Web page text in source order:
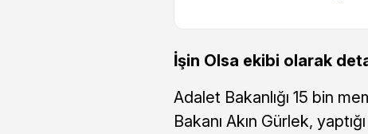
İşin Olsa ekibi olarak
Adalet Bakanlığı 15 bin
Bakanı Akın Gürlek,